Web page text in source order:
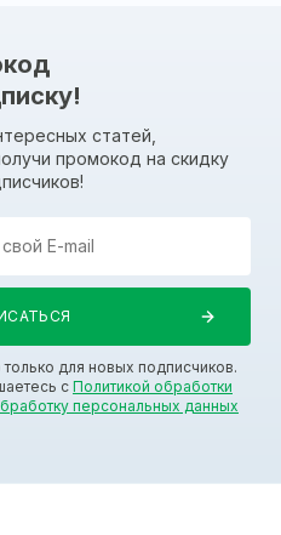
статей,
промокод на скидку
для новых подписчиков.
с Политикой обработки
персональных данных